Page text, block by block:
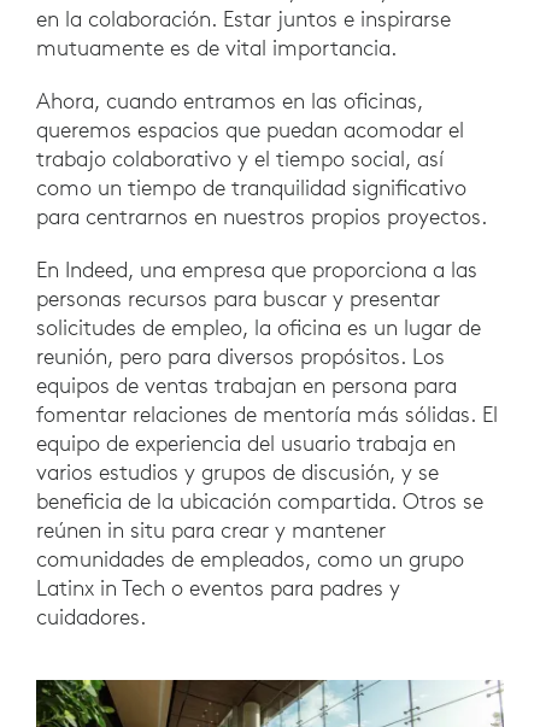
en la colaboración. Estar juntos e inspirarse
mutuamente es de vital importancia.
Ahora, cuando entramos en las oficinas,
queremos espacios que puedan acomodar el
trabajo colaborativo y el tiempo social, así
como un tiempo de tranquilidad significativo
para centrarnos en nuestros propios proyectos.
En Indeed, una empresa que proporciona a las
personas recursos para buscar y presentar
solicitudes de empleo, la oficina es un lugar de
reunión, pero para diversos propósitos. Los
equipos de ventas trabajan en persona para
fomentar relaciones de mentoría más sólidas. El
equipo de experiencia del usuario trabaja en
varios estudios y grupos de discusión, y se
beneficia de la ubicación compartida. Otros se
reúnen in situ para crear y mantener
comunidades de empleados, como un grupo
Latinx in Tech o eventos para padres y
cuidadores.